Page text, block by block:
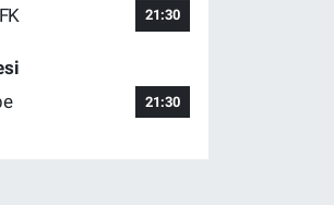
21:30
21:30